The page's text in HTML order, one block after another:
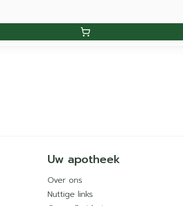
Uw apotheek
Over ons
Nuttige links